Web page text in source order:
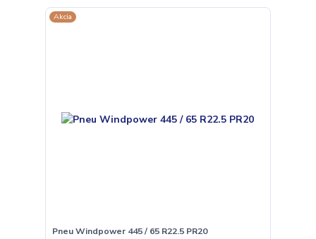
Akcia
Pneu Windpower 445 / 65 R22.5 PR20